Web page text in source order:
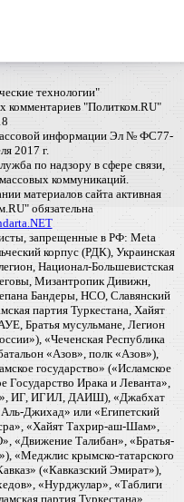
технологии"
комментариев "Политком.RU"
информации Эл № ФС77-
2017 г.
по надзору в сфере связи,
коммуникаций.
материалов сайта активная
обязательна
запрещенные в РФ: Meta
корпус (РДК), Украинская
Национал-Большевистская
Мизантропик Дивижн,
Бандеры, НСО, Славянский
партия Туркестана, Хайят
Братья мусульмане, Легион
«Чеченская Республика
«Азов», полк «Азов»),
государство» («Исламское
Государство Ирака и Леванта»,
ИГ, ИГИЛ, ДАИШ), «Джабхат
Джихад» или «Египетский
«Хайят Тахрир-аш-Шам»,
Талибан», «Братья-
«Меджлис крымско-татарского
(«Кавказский Эмират»),
«Нурджулар», «Таблиги
партия Туркестана»,